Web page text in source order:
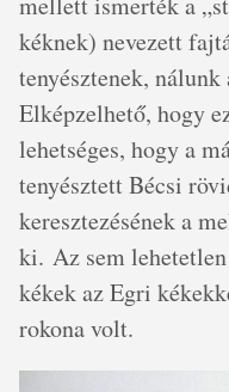
kéknek) nevezett
tenyésztenek,
Elképzelhető, hogy
lehetséges, hogy a
tenyésztett Bécsi
keresztezésének a
ki. Az sem
kékek az Egri
rokona volt.